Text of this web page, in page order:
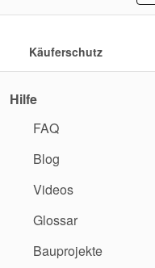
Käuferschutz
Hilfe
FAQ
Blog
Videos
Glossar
Bauprojekte